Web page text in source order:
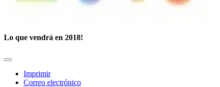
Lo que vendrá en 2018!
Imprimir
Correo electrónico